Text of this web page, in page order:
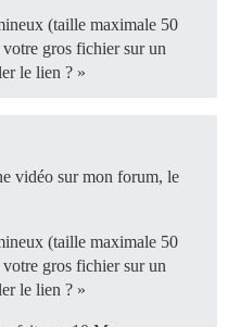
(taille maximale 50
gros fichier sur un
le lien ? »
vidéo sur mon forum, le
(taille maximale 50
gros fichier sur un
le lien ? »